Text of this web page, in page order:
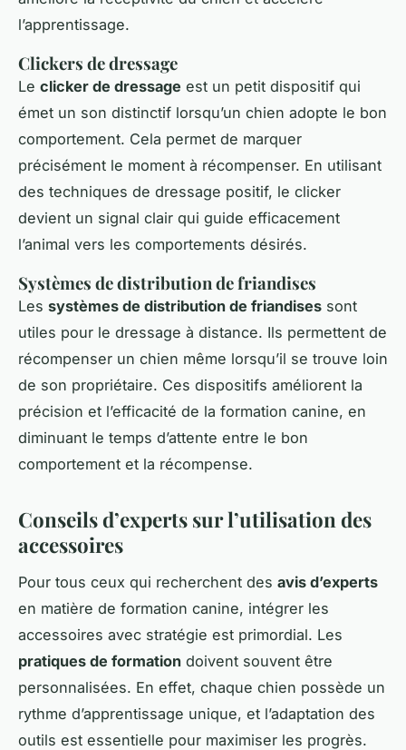
l’apprentissage.
Clickers de dressage
Le clicker de dressage est un petit dispositif qui
émet un son distinctif lorsqu’un chien adopte le bon
comportement. Cela permet de marquer
précisément le moment à récompenser. En utilisant
des techniques de dressage positif, le clicker
devient un signal clair qui guide efficacement
l’animal vers les comportements désirés.
Systèmes de distribution de friandises
Les systèmes de distribution de friandises sont
utiles pour le dressage à distance. Ils permettent de
récompenser un chien même lorsqu’il se trouve loin
de son propriétaire. Ces dispositifs améliorent la
précision et l’efficacité de la formation canine, en
diminuant le temps d’attente entre le bon
comportement et la récompense.
Conseils d’experts sur l’utilisation des
accessoires
Pour tous ceux qui recherchent des avis d’experts
en matière de formation canine, intégrer les
accessoires avec stratégie est primordial. Les
pratiques de formation doivent souvent être
personnalisées. En effet, chaque chien possède un
rythme d’apprentissage unique, et l’adaptation des
outils est essentielle pour maximiser les progrès.